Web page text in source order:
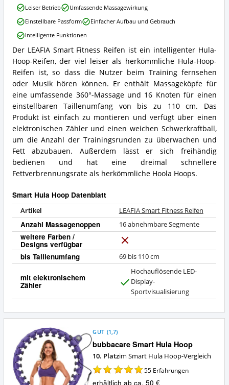
erhältlich?
LEAFIA
Smart
Fitness
Reifen
Zusammenfassung:
Was
bietet
dieser
Smart
Hula
Hoop?
Der LEAFIA Smart Fitness Reifen ist ein intelligenter Hula-
Hoop-Reifen, der viel leiser als herkömmliche Hula-Hoop-
Reifen ist, so dass die Nutzer beim Training fernsehen
oder Musik hören können. Er enthält Massageköpfe für
eine umfassende 360°-Massage und 16 Knoten für einen
einstellbaren Taillenumfang von bis zu 110 cm. Das
Produkt ist einfach zu montieren und verfügt über einen
elektronischen Zähler und einen weichen Schwerkraftball,
um die Anzahl der Trainingsrunden zu überwachen und
Fett abzubauen. Außerdem lässt er sich freihändig
bedienen und hat eine dreimal schnellere
Fettverbrennungsrate als herkömmliche Hoola Hoops.
Smart Hula Hoop Datenblatt
Artikel LEAFIA Smart Fitness Reifen
Anzahl Massagenoppen 16 abnehmbare Segmente
weitere Farben /
Designs verfügbar
N
e
i
bis Taillenumfang 69 bis 110 cm
mit elektronischem
Zähler
Hochauflösende LED-
Display-
Sportvisualisierung
LEAFIA
Smart
Fitness
Reifen
Vorteile:
Was
spricht
für
diesen
Smart
Hula
Hoop?
Leiser Betrieb
Umfassende Massagewirkung
Einstellbare Passform
Einfacher Aufbau und Gebrauch
Intelligente Funktionen
bubbacare Smart Hula Hoop
GUT (1,7)
10. Platzim Smart Hula Hoop-Vergleich
55 Erfahrungen
erhältlich ab ca. 50 €